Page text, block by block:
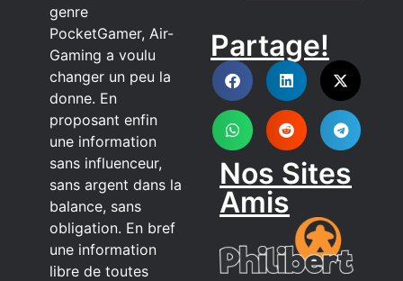
genre
PocketGamer, Air-
Gaming a voulu
changer un peu la
donne. En
proposant enfin
une information
sans influenceur,
sans argent dans la
balance, sans
obligation. En bref
une information
libre de toutes
DISCORD
Partage!
Nos Sites
Amis